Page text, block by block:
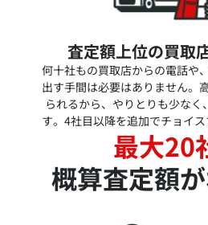
査定額上位の買取
何十社もの買取店からの電話や
出す手間は必要はありません。
られるから、やりとりも少なく
す。4社目以降を追加でチョイス
最大20
概算査定額